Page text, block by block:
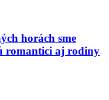
horách sme
romantici aj rodiny